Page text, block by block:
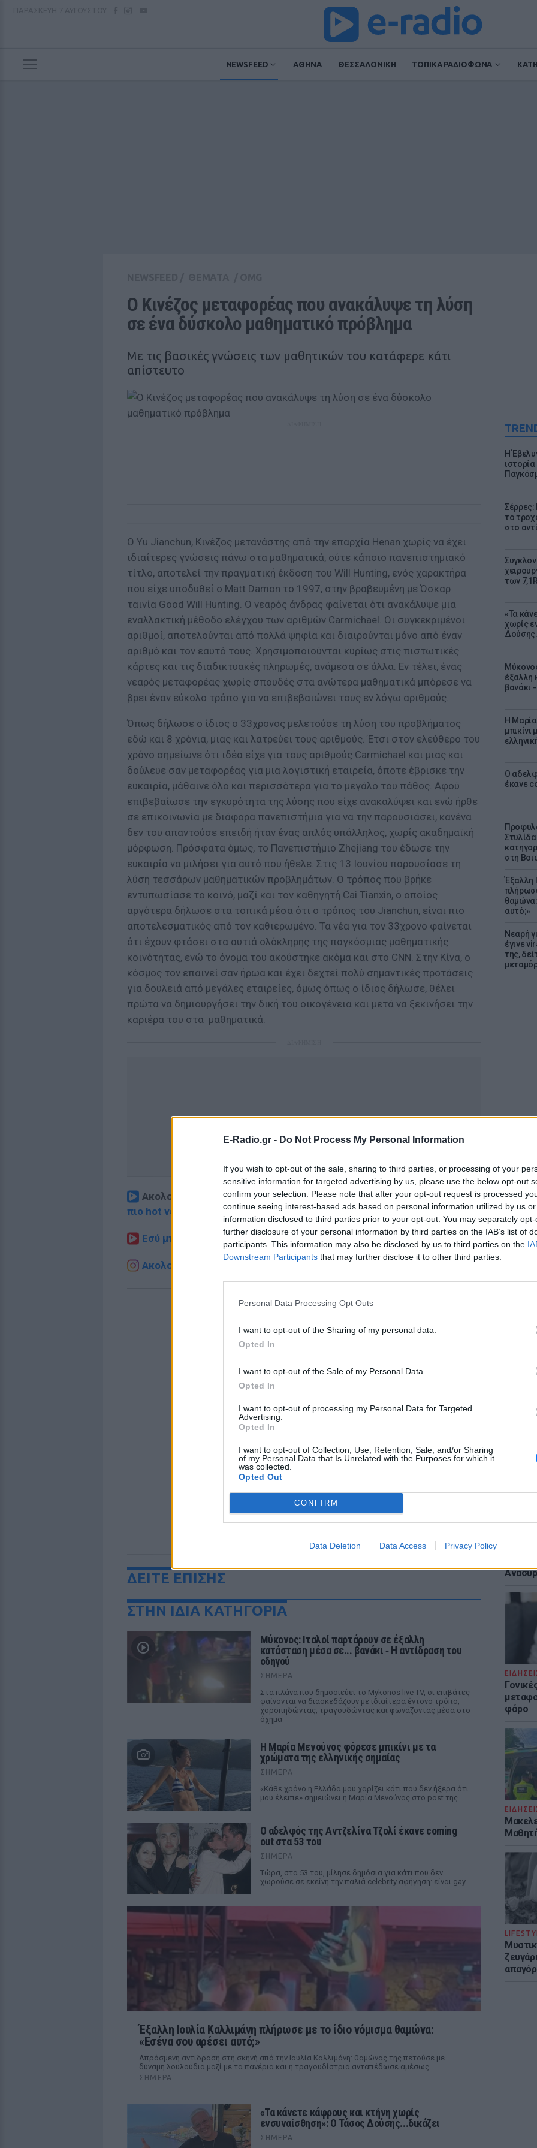
E-Radio.gr - Do Not Process My Personal Information
If you wish to opt-out of the sale, sharing to third parties, or processing of your
sensitive information for targeted advertising by us, please use the below opt-out
confirm your selection. Please note that after your opt-out request is processed
continue seeing interest-based ads based on personal information utilized by us
information disclosed to third parties prior to your opt-out. You may separately
further disclosure of your personal information by third parties on the IAB’s list of
participants. This information may also be disclosed by us to third parties on the
Downstream Participants that may further disclose it to other third parties.
Personal Data Processing Opt Outs
I want to opt-out of the Sharing of my personal data.
Opted In
I want to opt-out of the Sale of my Personal Data.
Opted In
I want to opt-out of processing my Personal Data for Targeted
Advertising.
Opted In
I want to opt-out of Collection, Use, Retention, Sale, and/or Sharing
of my Personal Data that Is Unrelated with the Purposes for which it
was collected.
Opted Out
CONFIRM
Data Deletion Data Access Privacy Policy
NEWSFEED ΑΘΗΝΑ ΘΕΣΣΑΛΟΝΙΚΗ ΤΟΠΙΚΑ ΡΑΔΙΟΦΩΝΑ
Η
Σέρρες:
το
στο
των
«Τα
χωρίς
έξαλλη
βανάκι
Η
Ο
έκανε
στη
Έξαλλη
αυτό;»
Νεαρή
έγινε
της,
«Δεν
φόρο
Ο Κινέζος μεταφορέας που ανακάλυψε τη λύση
σε ένα δύσκολο μαθηματικό πρόβλημα
Με τις βασικές γνώσεις των μαθητικών του κατάφερε κάτι
απίστευτο
Ο Yu Jianchun, Κινέζος μετανάστης από την επαρχία Henan χωρίς να έχει
ιδιαίτερες γνώσεις πάνω στα μαθηματικά, ούτε κάποιο πανεπιστημιακό
τίτλο, αποτελεί την πραγματική έκδοση του Will Hunting, ενός χαρακτήρα
που είχε υποδυθεί ο Matt Damon το 1997, στην βραβευμένη με Όσκαρ
ταινία Good Will Hunting. Ο νεαρός άνδρας φαίνεται ότι ανακάλυψε μια
εναλλακτική μέθοδο ελέγχου των αριθμών Carmichael. Οι συγκεκριμένοι
αριθμοί, αποτελούνται από πολλά ψηφία και διαιρούνται μόνο από έναν
αριθμό και τον εαυτό τους. Χρησιμοποιούνται κυρίως στις πιστωτικές
κάρτες και τις διαδικτυακές πληρωμές, ανάμεσα σε άλλα. Εν τέλει, ένας
νεαρός μεταφορέας χωρίς σπουδές στα ανώτερα μαθηματικά μπόρεσε να
βρει έναν εύκολο τρόπο για να επιβεβαιώνει τους εν λόγω αριθμούς.
Όπως δήλωσε ο ίδιος ο 33χρονος μελετούσε τη λύση του προβλήματος
εδώ και 8 χρόνια, μιας και λατρεύει τους αριθμούς. Έτσι στον ελεύθερο του
χρόνο σημείωνε ότι ιδέα είχε για τους αριθμούς Carmichael και μιας και
δούλευε σαν μεταφορέας για μια λογιστική εταιρεία, όποτε έβρισκε την
ευκαιρία, μάθαινε όλο και περισσότερα για το μεγάλο του πάθος. Αφού
επιβεβαίωσε την εγκυρότητα της λύσης που είχε ανακαλύψει και ενώ ήρθε
σε επικοινωνία με διάφορα πανεπιστήμια για να την παρουσιάσει, κανένα
δεν του απαντούσε επειδή ήταν ένας απλός υπάλληλος, χωρίς ακαδημαϊκή
μόρφωση. Πρόσφατα όμως, το Πανεπιστήμιο Zhejiang του έδωσε την
ευκαιρία να μιλήσει για αυτό που ήθελε. Στις 13 Ιουνίου παρουσίασε τη
λύση τεσσάρων μαθηματικών προβλημάτων. Ο τρόπος που βρήκε
εντυπωσίασε το κοινό, μαζί και τον καθηγητή Cai Tianxin, ο οποίος
αργότερα δήλωσε στα τοπικά μέσα ότι ο τρόπος του Jianchun, είναι πιο
αποτελεσματικός από τον καθιερωμένο. Τα νέα για τον 33χρονο φαίνεται
ότι έχουν φτάσει στα αυτιά ολόκληρης της παγκόσμιας μαθηματικής
κοινότητας, ενώ το όνομα του ακούστηκε ακόμα και στο CNN. Στην Κίνα, ο
κόσμος τον επαινεί σαν ήρωα και έχει δεχτεί πολύ σημαντικές προτάσεις
για δουλειά από μεγάλες εταιρείες, όμως όπως ο ίδιος δήλωσε, θέλει
πρώτα να δημιουργήσει την δική του οικογένεια και μετά να ξεκινήσει την
καριέρα του στα μαθηματικά.
Ακολουθήστε το E-Radio.gr στοGoogle Newsκαι μάθετε πρώτοιτα
πιο hot νέα
Εσύ μπήκες στο E-Daily.gr; Τα νέα της ημέρας και ότι σου κάνει κλικ!
Ακολουθήστε το E-Radio.gr και στο Instagram
ΔΕΙΤΕ ΕΠΙΣΗΣ
ΣΤΗΝ ΙΔΙΑ ΚΑΤΗΓΟΡΙΑ
Μύκονος: Ιταλοί παρτάρουν σε έξαλλη
κατάσταση μέσα σε... βανάκι ‑ Η αντίδραση του
οδηγού
ΣΉΜΕΡΑ
Στα πλάνα που δημοσιεύει το Mykonos live TV, οι επιβάτες
φαίνονται να διασκεδάζουν με ιδιαίτερα έντονο τρόπο,
χοροπηδώντας, τραγουδώντας και φωνάζοντας μέσα στο
όχημα
Η Μαρία Μενούνος φόρεσε μπικίνι με τα
χρώματα της ελληνικής σημαίας
ΣΉΜΕΡΑ
«Κάθε χρόνο η Ελλάδα μου χαρίζει κάτι που δεν ήξερα ότι
μου έλειπε» σημειώνει η Μαρία Μενούνος στο post της
Ο αδελφός της Αντζελίνα Τζολί έκανε coming
out στα 53 του
ΣΉΜΕΡΑ
Τώρα, στα 53 του, μίλησε δημόσια για κάτι που δεν
χωρούσε σε εκείνη την παλιά celebrity αφήγηση: είναι gay
Έξαλλη Ιουλία Καλλιμάνη πλήρωσε με το ίδιο νόμισμα θαμώνα:
«Εσένα σου αρέσει αυτό;»
Απρόσμενη αντίδραση στη σκηνή από την Ιουλία Καλλιμάνη: θαμώνας της πετούσε με
δύναμη λουλούδια μαζί με τα πανέρια και η τραγουδίστρια ανταπέδωσε αμέσως.
ΣΉΜΕΡΑ
«Τα κάνετε κάφρους και κτήνη χωρίς
ενσυναίσθηση»: Ο Τάσος Δούσης...δικάζει
ΣΉΜΕΡΑ